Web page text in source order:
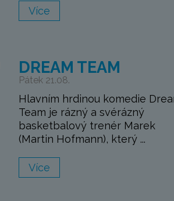
Více
DREAM TEAM
Pátek 21.08.
Hlavním hrdinou komedie
Team je rázný a svérázný
basketbalový trenér Marek
(Martin Hofmann), který ...
Více